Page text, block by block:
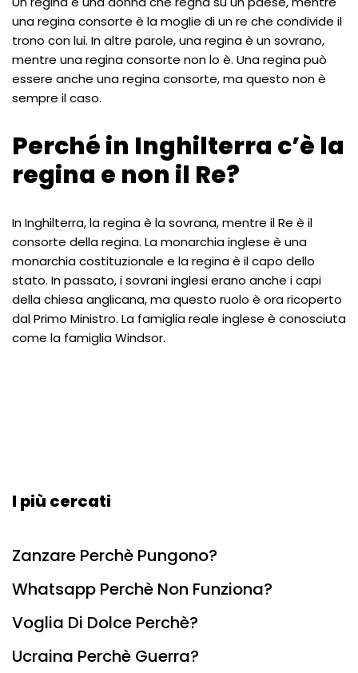
una regina consorte è la moglie di un re che condivide il
trono con lui. In altre parole, una regina è un sovrano,
mentre una regina consorte non lo è. Una regina può
essere anche una regina consorte, ma questo non è
sempre il caso.
Perché in Inghilterra c’è la
regina e non il Re?
In Inghilterra, la regina è la sovrana, mentre il Re è il
consorte della regina. La monarchia inglese è una
monarchia costituzionale e la regina è il capo dello
stato. In passato, i sovrani inglesi erano anche i capi
della chiesa anglicana, ma questo ruolo è ora ricoperto
dal Primo Ministro. La famiglia reale inglese è conosciuta
come la famiglia Windsor.
I più cercati
Zanzare Perchè Pungono?
Whatsapp Perchè Non Funziona?
Voglia Di Dolce Perchè?
Ucraina Perchè Guerra?